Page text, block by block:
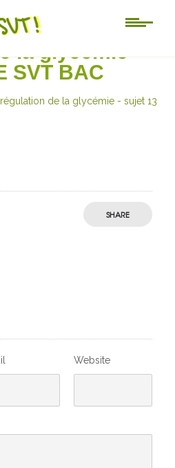
dans la
la glycémie –
SVT BAC
de la glycémie - sujet 13
SHARE
Website